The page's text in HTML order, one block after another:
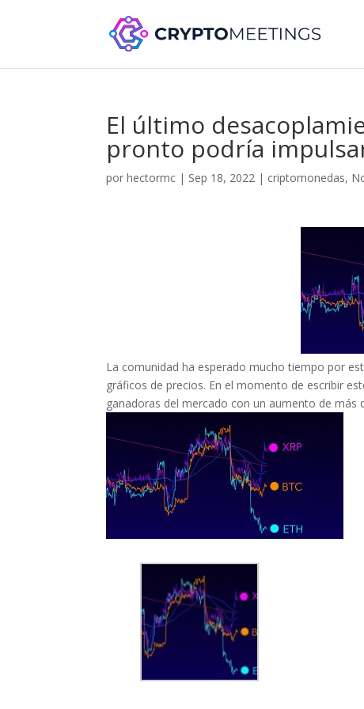
El último
pronto podría
porhectormc | Sep 18, 2022 | criptomonedas,
La comunidad ha esperado mucho tiempo por
gráficos de precios. En el momento de escribir
ganadoras del mercado con un aumento de